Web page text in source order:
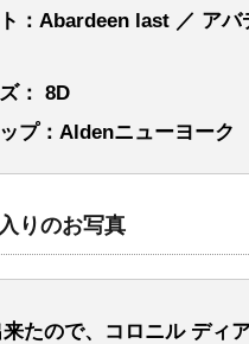
：Abardeen last ／ アバ
： 8D
プ：Aldenニューヨーク
りのお写真
来たので、コロニル ディ